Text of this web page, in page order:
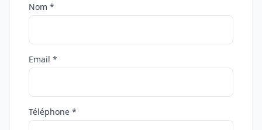
Nom *
Email *
Téléphone *